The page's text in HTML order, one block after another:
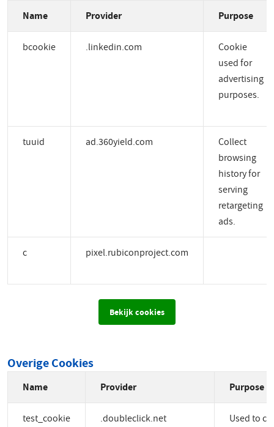
Name Provider Purpose
bcookie .linkedin.com
Cookie
used for
advertising
purposes.
tuuid ad.360yield.com
Collect
browsing
history for
serving
retargeting
ads.
c pixel.rubiconproject.com
Bekijk cookies
Overige Cookies
Name Provider Purpose
test_cookie .doubleclick.net
Used to